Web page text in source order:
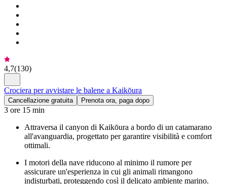
4,7(130)
Crociera per avvistare le balene a Kaikōura
Cancellazione gratuita Prenota ora, paga dopo
3 ore 15 min
Attraversa il canyon di Kaikōura a bordo di un catamarano
all'avanguardia, progettato per garantire visibilità e comfort
ottimali.
I motori della nave riducono al minimo il rumore per
assicurare un'esperienza in cui gli animali rimangono
indisturbati, proteggendo così il delicato ambiente marino.